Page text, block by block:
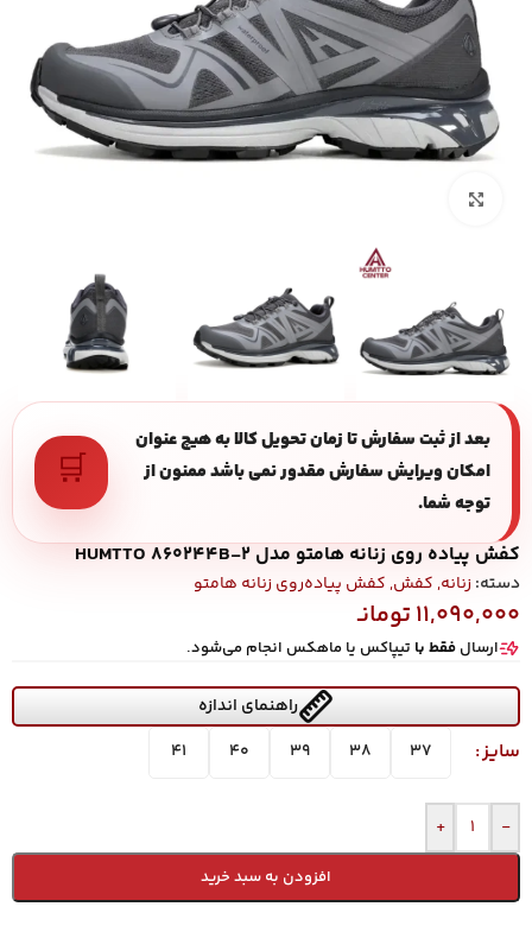
بعد از ثبت سفارش تا زمان تحویل کالا به هیچ عنوان
امکان ویرایش سفارش مقدور نمی باشد ممنون از
توجه شما.
🛒
کفش پیاده روی زنانه هامتو مدل HUMTTO 860244B-2
دسته: زنانه,کفش,کفش پیاده‌روی زنانه هامتو
11,090,000تومانـ
ارسال فقط با تیپاکس یا ماهکس انجام می‌شود.
راهنمای اندازه
سایز 37
38
39
40
41
-
+
افزودن به سبد خرید